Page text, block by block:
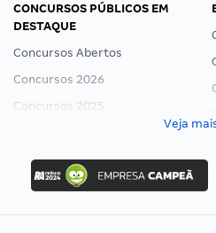
CONCURSOS PÚBLICOS EM
DESTAQUE
Concursos Abertos
Concursos 2026
Concursos 2025
Concurso Nacional Unificado
Concurso Ibama
Concurso MPU
Editais publicados
Veja